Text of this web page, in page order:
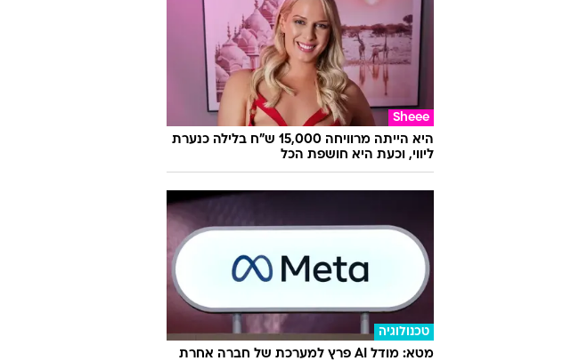
Sheee
היא הייתה מרוויחה 15,000 ש"ח בלילה כנערת
ליווי, וכעת היא חושפת הכל
טכנולוגיה
מטא: מודל AI פרץ למערכת של חברה אחרת